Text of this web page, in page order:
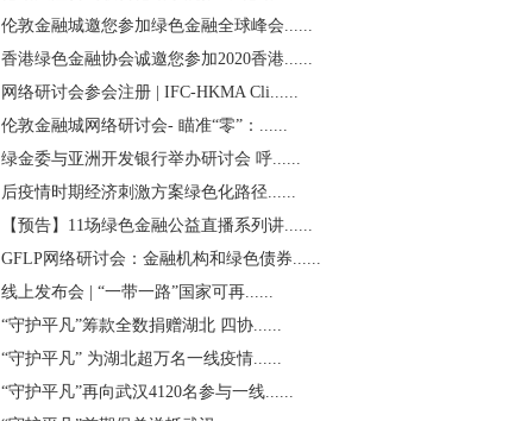
伦敦金融城邀您参加绿色金融全球峰会......
香港绿色金融协会诚邀您参加2020香港......
网络研讨会参会注册 | IFC-HKMA Cli......
伦敦金融城网络研讨会- 瞄准“零”：......
绿金委与亚洲开发银行举办研讨会 呼......
后疫情时期经济刺激方案绿色化路径......
【预告】11场绿色金融公益直播系列讲......
GFLP网络研讨会：金融机构和绿色债券......
线上发布会 | “一带一路”国家可再......
“守护平凡”筹款全数捐赠湖北 四协......
“守护平凡” 为湖北超万名一线疫情......
“守护平凡”再向武汉4120名参与一线......